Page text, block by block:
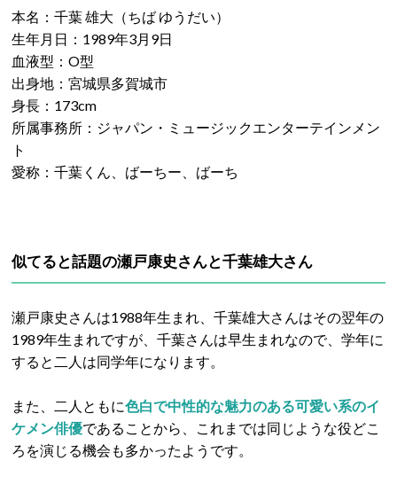
本名：千葉 雄大（ちば ゆうだい）
生年月日：1989年3月9日
血液型：O型
出身地：宮城県多賀城市
身長：173cm
所属事務所：ジャパン・ミュージックエンターテインメン
ト
愛称：千葉くん、ばーちー、ばーち
似てると話題の瀬戸康史さんと千葉雄大さん
瀬戸康史さんは1988年生まれ、千葉雄大さんはその翌年の
1989年生まれですが、千葉さんは早生まれなので、学年に
すると二人は同学年になります。
また、二人ともに色白で中性的な魅力のある可愛い系のイ
ケメン俳優であることから、これまでは同じような役どこ
ろを演じる機会も多かったようです。